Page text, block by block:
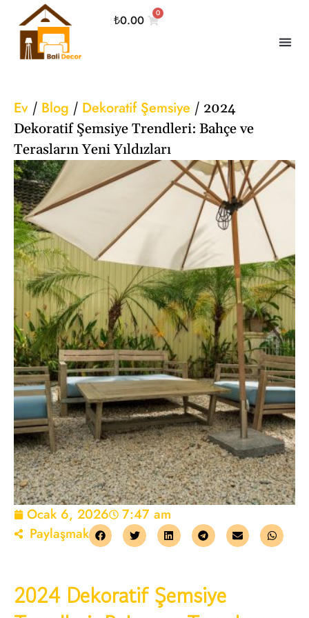
₺0.00 0
Ev / Blog / Dekoratif Şemsiye / 2024
Dekoratif Şemsiye Trendleri: Bahçe ve
Terasların Yeni Yıldızları
Ocak 6, 2026
7:47 am
Paylaşmak
2024 Dekoratif Şemsiye